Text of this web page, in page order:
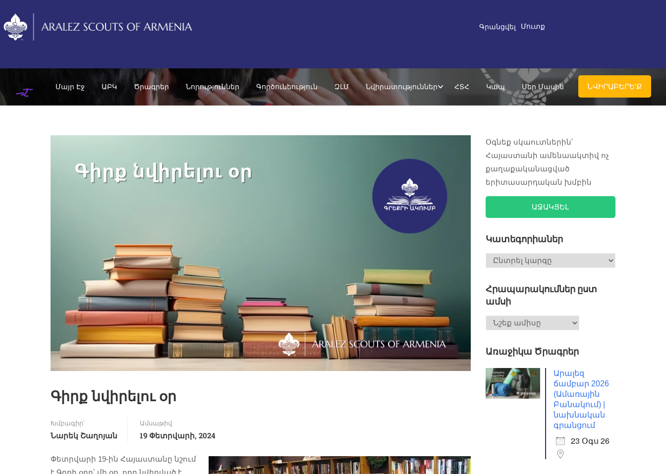
Գրանցվել Մուտք
Մայր Էջ ԱԲԿ Ծրագրեր Նորություններ Գործունեություն ԶԼՄ Նվիրատություններ ՀՏՀ Կապ Մեր Մասին ՆՎԻՐԱԲԵՐԵ'Ք
Գիրք նվիրելու օր
Խմբագիր՝
Նարեկ Շաղոյան
Ամսաթիվ
19 Փետրվարի, 2024
Փետրվարի 19-ին Հայաստանը նշում
Օգնեք սկաուտներին՝
Հայաստանի ամենաակտիվ ոչ
քաղաքականացված
երիտասարդական խմբին
ԱՋԱԿՑԵԼ
Կատեգորիաներ
Հրապարակումներ ըստ
ամսի
Առաջիկա Ծրագրեր
Արալեզ
ճամբար 2026
(Ամառային
Բանակում) |
նախնական
գրանցում
23 Օգս 26